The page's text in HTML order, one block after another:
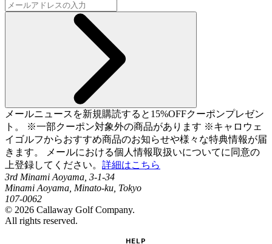
メールニュースを新規購読すると15%OFFクーポンプレゼン
ト。 ※一部クーポン対象外の商品があります ※キャロウェ
イゴルフからおすすめ商品のお知らせや様々な特典情報が届
きます。 メールにおける個人情報取扱いについてに同意の
上登録してください。 詳細はこちら
3rd Minami Aoyama, 3-1-34
Minami Aoyama, Minato-ku, Tokyo
107-0062
© 2026 Callaway Golf Company.
All rights reserved.
HELP